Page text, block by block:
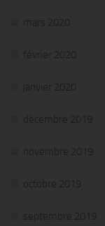
mars 2020
février 2020
janvier 2020
décembre 2019
novembre 2019
octobre 2019
septembre 2019